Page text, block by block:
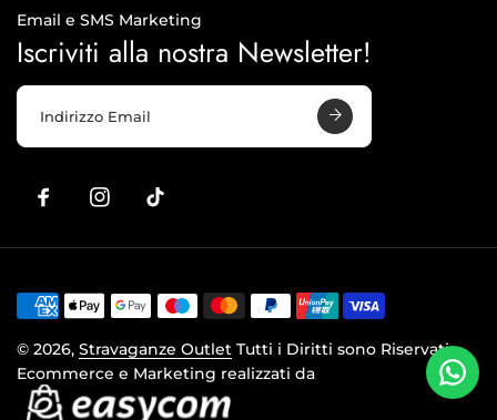
Email e SMS Marketing
Iscriviti alla nostra Newsletter!
I
d
m
i
© 2026, Stravaganze Outlet Tutti i Diritti sono Riservati
Ecommerce e Marketing realizzati da